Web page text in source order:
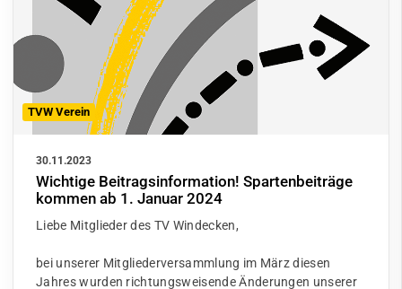
TVW Verein
30.11.2023
Wichtige Beitragsinformation! Spartenbeiträge
kommen ab 1. Januar 2024
Liebe Mitglieder des TV Windecken,
bei unserer Mitgliederversammlung im März diesen
Jahres wurden richtungsweisende Änderungen unserer